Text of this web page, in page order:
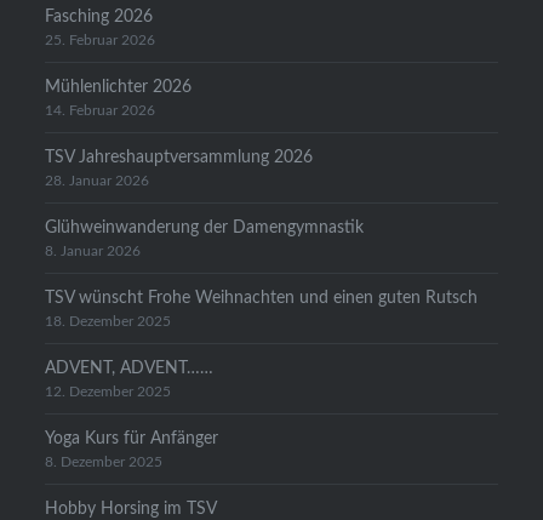
Fasching 2026
25. Februar 2026
Mühlenlichter 2026
14. Februar 2026
TSV Jahreshauptversammlung 2026
28. Januar 2026
Glühweinwanderung der Damengymnastik
8. Januar 2026
TSV wünscht Frohe Weihnachten und einen guten Rutsch
18. Dezember 2025
ADVENT, ADVENT……
12. Dezember 2025
Yoga Kurs für Anfänger
8. Dezember 2025
Hobby Horsing im TSV